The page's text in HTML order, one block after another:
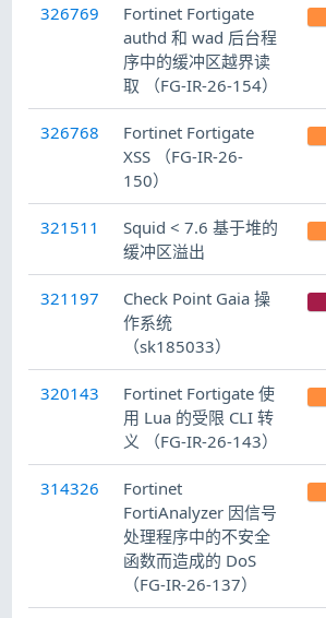
326769
Fortinet Fortigate
authd 和 wad 后台程
序中的缓冲区越界读
取 （FG-IR-26-154）
326768
Fortinet Fortigate
XSS （FG-IR-26-
150）
321511
Squid < 7.6 基于堆的
缓冲区溢出
321197
Check Point Gaia 操
作系统
（sk185033）
320143
Fortinet Fortigate 使
用 Lua 的受限 CLI 转
义 （FG-IR-26-143）
314326
Fortinet
FortiAnalyzer 因信号
处理程序中的不安全
函数而造成的 DoS
（FG-IR-26-137）